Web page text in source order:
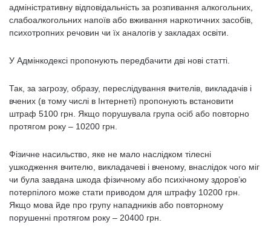
адміністративну відповідальність за розпивання алкогольних,
слабоалкогольних напоїв або вживання наркотичних засобів,
психотропних речовин чи їх аналогів у закладах освіти.
У Адмінкодексі пропонують передбачити дві нові статті.
Так, за загрозу, образу, переслідування вчителів, викладачів і
вчених (в тому числі в Інтернеті) пропонують встановити
штраф 5100 грн. Якщо порушувала група осіб або повторно
протягом року – 10200 грн.
Фізичне насильство, яке не мало наслідком тілесні
ушкодження вчителю, викладачеві і вченому, внаслідок чого міг
чи була завдана шкода фізичному або психічному здоров’ю
потерпілого може стати приводом для штрафу 10200 грн.
Якщо мова йде про групу нападників або повторному
порушенні протягом року – 20400 грн.